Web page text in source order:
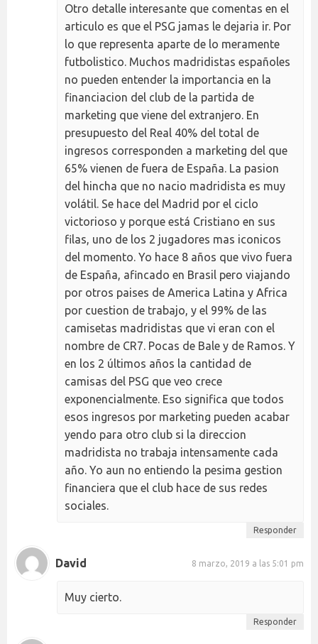
Otro detalle interesante que comentas en el
articulo es que el PSG jamas le dejaria ir. Por
lo que representa aparte de lo meramente
futbolistico. Muchos madridistas españoles
no pueden entender la importancia en la
financiacion del club de la partida de
marketing que viene del extranjero. En
presupuesto del Real 40% del total de
ingresos corresponden a marketing del que
65% vienen de fuera de España. La pasion
del hincha que no nacio madridista es muy
volátil. Se hace del Madrid por el ciclo
victorioso y porque está Cristiano en sus
filas, uno de los 2 jugadores mas iconicos
del momento. Yo hace 8 años que vivo fuera
de España, afincado en Brasil pero viajando
por otros paises de America Latina y Africa
por cuestion de trabajo, y el 99% de las
camisetas madridistas que vi eran con el
nombre de CR7. Pocas de Bale y de Ramos. Y
en los 2 últimos años la cantidad de
camisas del PSG que veo crece
exponencialmente. Eso significa que todos
esos ingresos por marketing pueden acabar
yendo para otro club si la direccion
madridista no trabaja intensamente cada
año. Yo aun no entiendo la pesima gestion
financiera que el club hace de sus redes
sociales.
Responder
David 8 marzo, 2019 a las 5:01 pm
Muy cierto.
Responder